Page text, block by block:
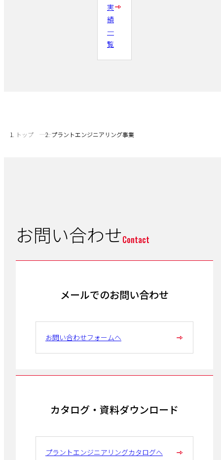
実
績
一
覧
トップ プラントエンジニアリング事業
お問い合わせContact
メールでのお問い合わせ
お問い合わせフォームへ
カタログ・資料ダウンロード
プラントエンジニアリングカタログへ